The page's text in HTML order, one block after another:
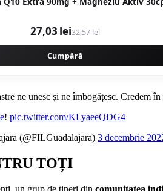
27,03 lei32,57 lei
Cumpără
ne unesc și ne îmbogățesc. Credem
! pic.twitter.com/KLyaeeQDG4
(@FILGuadalajara) 3 decembrie
TOȚI
un grup de tineri din comunitatea